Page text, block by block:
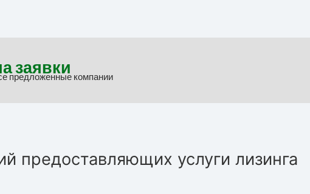
заявки
предложенные компании
предоставляющих услуги лизинга